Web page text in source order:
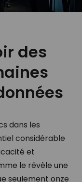
des
dans les
considérable
et
le révèle une
seulement onze